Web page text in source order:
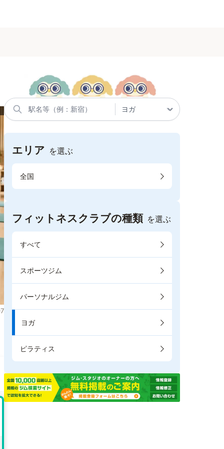
エリア を選ぶ
全国
フィットネスクラブの種類 を選ぶ
すべて
スポーツジム
パーソナルジム
ヨガ
ピラティス